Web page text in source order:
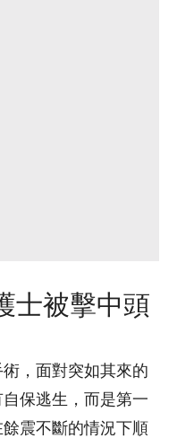
士被擊中頭
，面對突如其來的
保逃生，而是第一
震不斷的情況下順